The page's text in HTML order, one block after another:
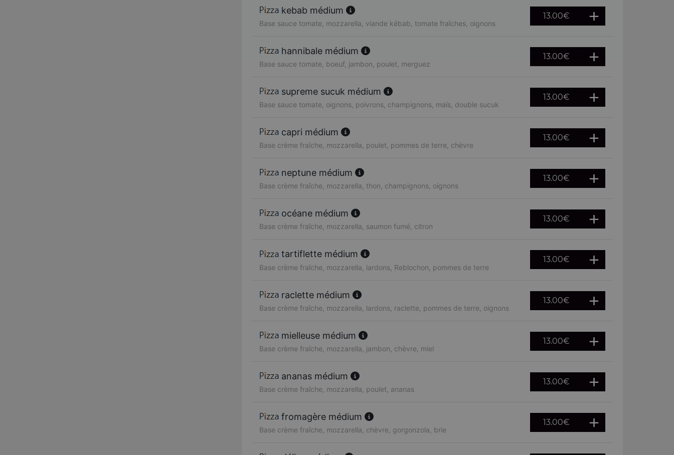
kebab médium
Base sauce tomate, mozzarella, viande kébab, tomate fraîches, oignons
13.00€
hannibale médium
Base sauce tomate, boeuf, jambon, poulet, merguez
13.00€
supreme sucuk médium
Base sauce tomate, oignons, poivrons, champignons, maïs, double sucuk
13.00€
capri médium
Base crème fraîche, mozzarella, poulet, pommes de terre, chèvre
13.00€
neptune médium
Base crème fraîche, mozzarella, thon, champignons, oignons
13.00€
océane médium
Base crème fraîche, mozzarella, saumon fumé, citron
13.00€
tartiflette médium
Base crème fraîche, mozzarella, lardons, Reblochon, pommes de terre
13.00€
raclette médium
Base crème fraîche, mozzarella, lardons, raclette, pommes de terre, oignons
13.00€
mielleuse médium
Base crème fraîche, mozzarella, jambon, chèvre, miel
13.00€
ananas médium
Base crème fraîche, mozzarella, poulet, ananas
13.00€
fromagère médium
Base crème fraîche, mozzarella, chèvre, gorgonzola, brie
13.00€